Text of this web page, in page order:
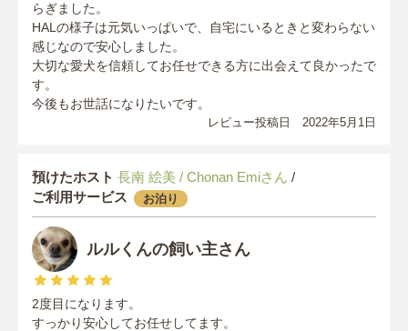
らぎました。
HALの様子は元気いっぱいで、自宅にいるときと変わらない
感じなので安心しました。
大切な愛犬を信頼してお任せできる方に出会えて良かったで
す。
今後もお世話になりたいです。
レビュー投稿日 2022年5月1日
預けたホスト 長南 絵美 / Chonan Emiさん /
ご利用サービス
お泊り
ルルくんの飼い主さん
2度目になります。
すっかり安心してお任せしてます。